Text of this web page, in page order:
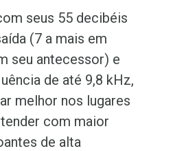
seus 55 decibéis
(7 a mais em
seu antecessor) e
de até 9,8 kHz,
melhor nos lugares
com maior
de alta